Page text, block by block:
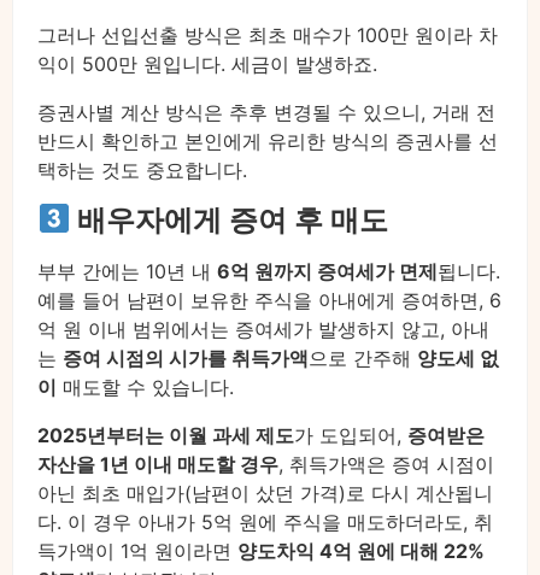
그러나 선입선출 방식은 최초 매수가 100만 원이라 차
익이 500만 원입니다. 세금이 발생하죠.
증권사별 계산 방식은 추후 변경될 수 있으니, 거래 전
반드시 확인하고 본인에게 유리한 방식의 증권사를 선
택하는 것도 중요합니다.
배우자에게 증여 후 매도
부부 간에는 10년 내 6억 원까지 증여세가 면제됩니다.
예를 들어 남편이 보유한 주식을 아내에게 증여하면, 6
억 원 이내 범위에서는 증여세가 발생하지 않고, 아내
는 증여 시점의 시가를 취득가액으로 간주해 양도세 없
이 매도할 수 있습니다.
2025년부터는 이월 과세 제도가 도입되어, 증여받은
자산을 1년 이내 매도할 경우, 취득가액은 증여 시점이
아닌 최초 매입가(남편이 샀던 가격)로 다시 계산됩니
다. 이 경우 아내가 5억 원에 주식을 매도하더라도, 취
득가액이 1억 원이라면 양도차익 4억 원에 대해 22%